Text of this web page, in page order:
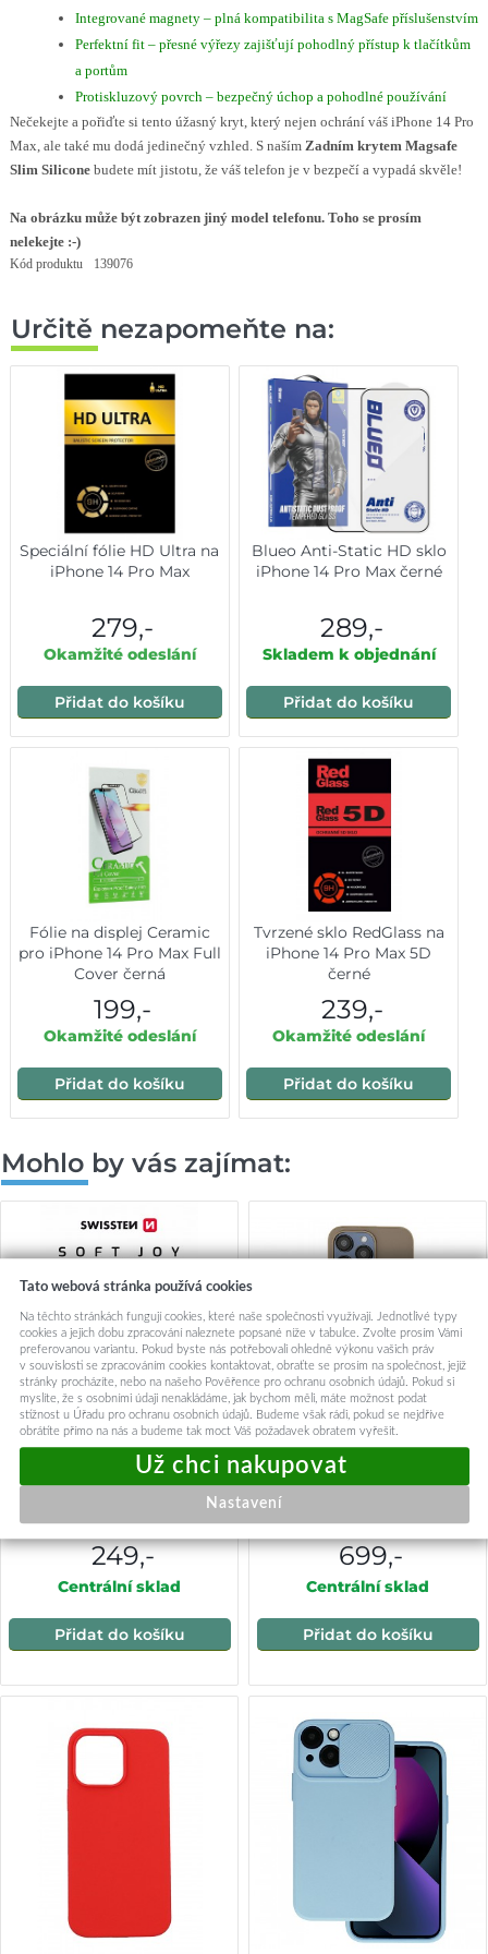
Integrované magnety – plná kompatibilita s MagSafe příslušenstvím
Perfektní fit – přesné výřezy zajišťují pohodlný přístup k tlačítkům
a portům
Protiskluzový povrch – bezpečný úchop a pohodlné používání
Nečekejte a pořiďte si tento úžasný kryt, který nejen ochrání váš iPhone 14 Pro
Max, ale také mu dodá jedinečný vzhled. S naším Zadním krytem Magsafe
Slim Siliconebudete mít jistotu, že váš telefon je v bezpečí a vypadá skvěle!
Na obrázku může být zobrazen jiný model telefonu. Toho se prosím
nelekejte :-)
Kód produktu 139076
Určitě nezapomeňte na:
Speciální fólie HD Ultra na
iPhone 14 Pro Max
279,-
Okamžité odeslání
Přidat do košíku
Blueo Anti-Static HD sklo
iPhone 14 Pro Max černé
289,-
Skladem k objednání
Přidat do košíku
Fólie na displej Ceramic
pro iPhone 14 Pro Max Full
Cover černá
199,-
Okamžité odeslání
Přidat do košíku
Tvrzené sklo RedGlass na
iPhone 14 Pro Max 5D
černé
239,-
Okamžité odeslání
Přidat do košíku
Mohlo by vás zajímat:
Pouzdro swissten soft joy
apple iphone 14 pro max
modré
249,-
Centrální sklad
Přidat do košíku
DKNY PU Leather Stack Logo
Wrist Strap Zadní Kryt pro
iPhone 14 Pro Max Beige
699,-
Centrální sklad
Přidat do košíku
Tato webová stránka používá cookies
Na těchto stránkách fungují cookies, které naše společnosti využívají. Jednotlivé typy
cookies a jejich dobu zpracování naleznete popsané níže v tabulce. Zvolte prosím Vámi
preferovanou variantu. Pokud byste nás potřebovali ohledně výkonu vašich práv
v souvislosti se zpracováním cookies kontaktovat, obraťte se prosím na společnost, jejíž
stránky procházíte, nebo na našeho Pověřence pro ochranu osobních údajů. Pokud si
myslíte, že s osobními údaji nenakládáme, jak bychom měli, máte možnost podat
stížnost u Úřadu pro ochranu osobních údajů. Budeme však rádi, pokud se nejdříve
obrátíte přímo na nás a budeme tak moct Váš požadavek obratem vyřešit.
Nastavení